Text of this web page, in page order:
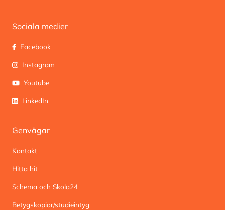
Sociala medier
Facebook
Instagram
Youtube
LinkedIn
Genvägar
Kontakt
Hitta hit
Schema och Skola24
Betygskopior/studieintyg